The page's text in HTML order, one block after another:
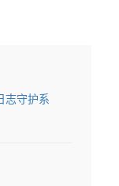
志守护系